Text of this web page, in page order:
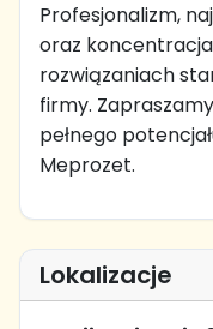
Profesjonalizm,
oraz
rozwiązaniach
firmy.
pełnego
Meprozet.
Lokalizacje